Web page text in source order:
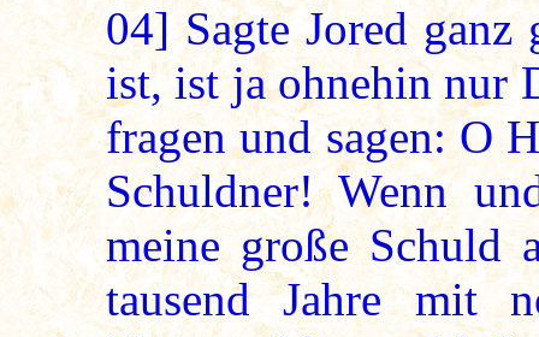
04] Sagte Jored ganz
ist, ist ja ohnehin nur
fragen und sagen: O
Schuldner! Wenn
meine große Schuld
tausend Jahre mit